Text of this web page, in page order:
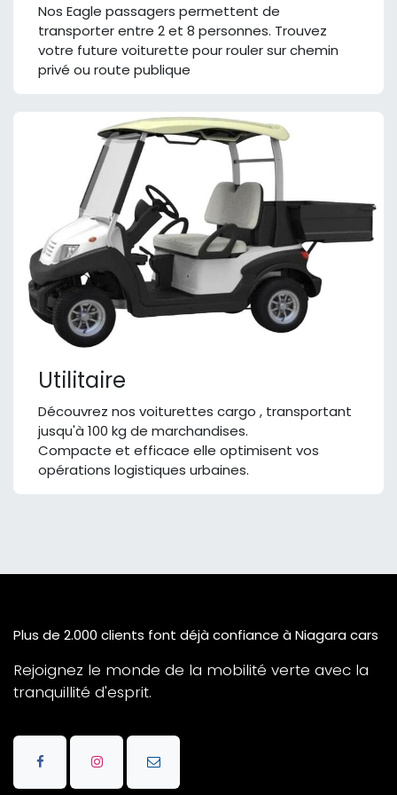
Nos Eagle passagers permettent de
transporter entre 2 et 8 personnes. Trouvez
votre future voiturette pour rouler sur chemin
privé ou route publique
Utilitaire
Découvrez nos voiturettes cargo , transportant
jusqu'à 100 kg de marchandises.
Compacte et efficace elle optimisent vos
opérations logistiques urbaines.
Plus de 2.000 clients font déjà confiance à Niagara cars
Rejoignez le monde de la mobilité verte avec la
tranquillité d'esprit.